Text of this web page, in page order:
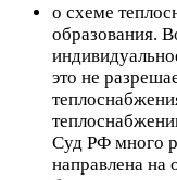
о схеме
образования.
это не
Суд РФ много
направлена на